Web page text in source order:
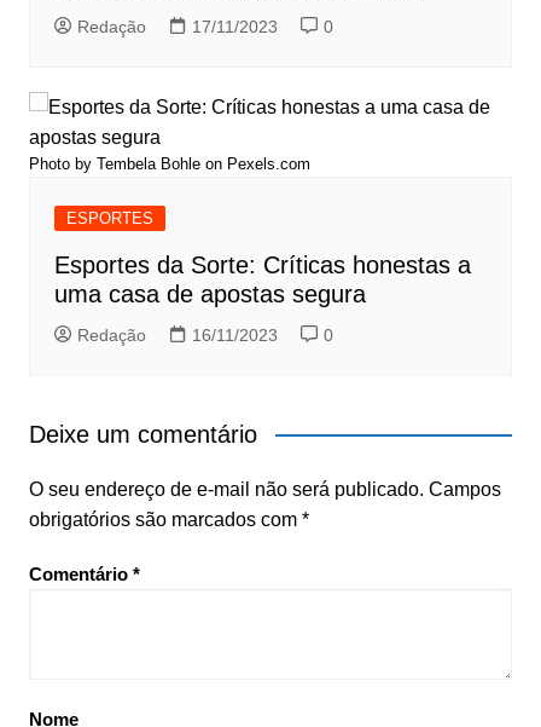
Redação 17/11/2023 0
Photo by Tembela Bohle on Pexels.com
ESPORTES
Esportes da Sorte: Críticas honestas a
uma casa de apostas segura
Redação 16/11/2023 0
Deixe um comentário
O seu endereço de e-mail não será publicado. Campos
obrigatórios são marcados com *
Comentário *
Nome